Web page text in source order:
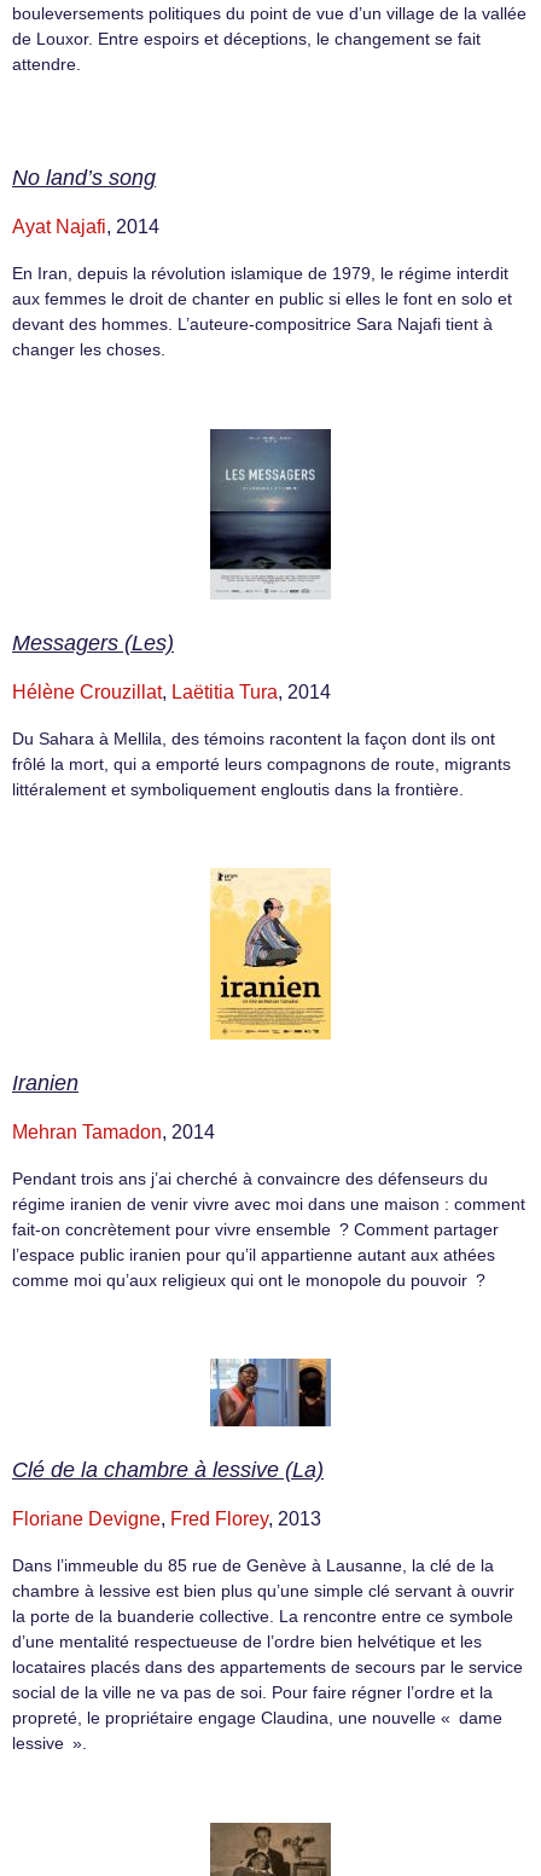
bouleversements politiques du point de vue d’un village de la vallée
de Louxor. Entre espoirs et déceptions, le changement se fait
attendre.
No land’s song
Ayat Najafi, 2014
En Iran, depuis la révolution islamique de 1979, le régime interdit
aux femmes le droit de chanter en public si elles le font en solo et
devant des hommes. L’auteure-compositrice Sara Najafi tient à
changer les choses.
Messagers (Les)
Hélène Crouzillat, Laëtitia Tura, 2014
Du Sahara à Mellila, des témoins racontent la façon dont ils ont
frôlé la mort, qui a emporté leurs compagnons de route, migrants
littéralement et symboliquement engloutis dans la frontière.
Iranien
Mehran Tamadon, 2014
Pendant trois ans j’ai cherché à convaincre des défenseurs du
régime iranien de venir vivre avec moi dans une maison : comment
fait-on concrètement pour vivre ensemble ? Comment partager
l’espace public iranien pour qu’il appartienne autant aux athées
comme moi qu’aux religieux qui ont le monopole du pouvoir ?
Clé de la chambre à lessive (La)
Floriane Devigne, Fred Florey, 2013
Dans l’immeuble du 85 rue de Genève à Lausanne, la clé de la
chambre à lessive est bien plus qu’une simple clé servant à ouvrir
la porte de la buanderie collective. La rencontre entre ce symbole
d’une mentalité respectueuse de l’ordre bien helvétique et les
locataires placés dans des appartements de secours par le service
social de la ville ne va pas de soi. Pour faire régner l’ordre et la
propreté, le propriétaire engage Claudina, une nouvelle « dame
lessive ».